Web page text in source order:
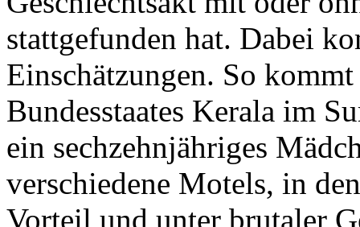
stattgefunden hat. Dabei
Einschätzungen. So
Bundesstaates Kerala im
ein sechzehnjähriges
verschiedene Motels, in
Vorteil und unter brutaler